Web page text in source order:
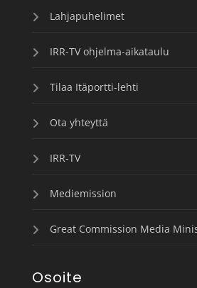
Lahjapuhelimet
IRR-TV ohjelma-aikataulu
Tilaa Itäportti-lehti
Ota yhteyttä
IRR-TV
Mediemission
Great Commission Media
Osoite